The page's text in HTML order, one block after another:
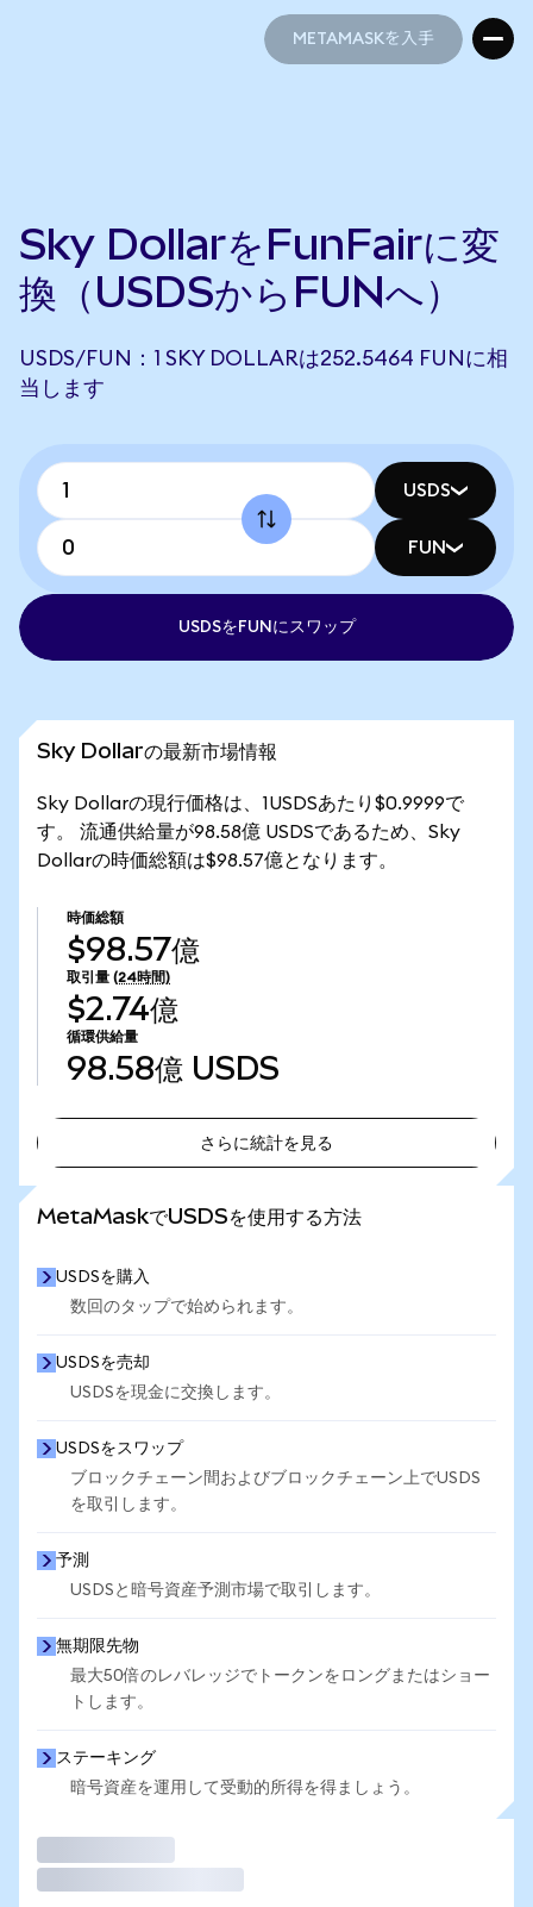
METAMASKを入手
Sky DollarをFunFairに変
換（USDSからFUNへ）
USDS/FUN：1 SKY DOLLARは252.5464 FUNに相
当します
USDS
FUN
USDSをFUNにスワップ
Sky Dollarの最新市場情報
Sky Dollarの現行価格は、1USDSあたり$0.9999で
す。 流通供給量が98.58億 USDSであるため、Sky
Dollarの時価総額は$98.57億となります。
時価総額
$98.57億
取引量 (24時間)
$2.74億
循環供給量
98.58億 USDS
さらに統計を見る
MetaMaskでUSDSを使用する方法
USDSを購入
数回のタップで始められます。
USDSを売却
USDSを現金に交換します。
USDSをスワップ
ブロックチェーン間およびブロックチェーン上でUSDS
を取引します。
予測
USDSと暗号資産予測市場で取引します。
無期限先物
最大50倍のレバレッジでトークンをロングまたはショー
トします。
ステーキング
暗号資産を運用して受動的所得を得ましょう。